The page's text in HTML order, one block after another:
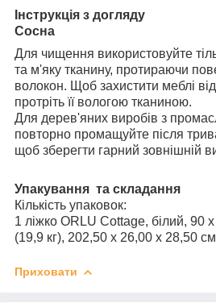
Інструкція з догляду
Сосна
Для чищення використовуйте
та м'яку тканину, протираючи
волокон. Щоб захистити меблі
протріть її вологою тканиною.
Для дерев'яних виробів з
повторно промащуйте після
щоб зберегти гарний зовнішній
Упакування та складання
Кількість упаковок:
1 ліжко ORLU Cottage, білий, 90
(19,9 кг), 202,50 x 26,00 x 28,50
Приховати